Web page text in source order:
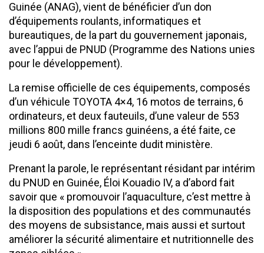
Guinée (ANAG), vient de bénéficier d’un don
d’équipements roulants, informatiques et
bureautiques, de la part du gouvernement japonais,
avec l’appui de PNUD (Programme des Nations unies
pour le développement).
La remise officielle de ces équipements, composés
d’un véhicule TOYOTA 4×4, 16 motos de terrains, 6
ordinateurs, et deux fauteuils, d’une valeur de 553
millions 800 mille francs guinéens, a été faite, ce
jeudi 6 août, dans l’enceinte dudit ministère.
Prenant la parole, le représentant résidant par intérim
du PNUD en Guinée, Éloi Kouadio IV, a d’abord fait
savoir que « promouvoir l’aquaculture, c’est mettre à
la disposition des populations et des communautés
des moyens de subsistance, mais aussi et surtout
améliorer la sécurité alimentaire et nutritionnelle des